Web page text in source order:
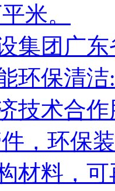
米。
集团广
环保清
技术合
，环保
材料，